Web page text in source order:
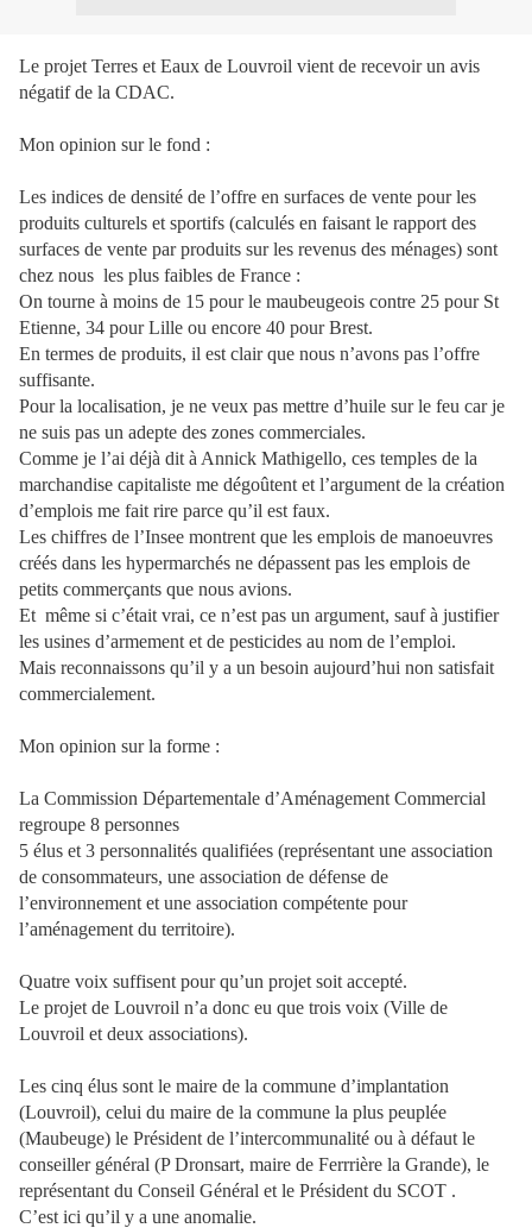
Le projet Terres et Eaux de Louvroil vient de recevoir un avis
négatif de la CDAC.
Mon opinion sur le fond :
Les indices de densité de l’offre en surfaces de vente pour les
produits culturels et sportifs (calculés en faisant le rapport des
surfaces de vente par produits sur les revenus des ménages) sont
chez nous les plus faibles de France :
On tourne à moins de 15 pour le maubeugeois contre 25 pour St
Etienne, 34 pour Lille ou encore 40 pour Brest.
En termes de produits, il est clair que nous n’avons pas l’offre
suffisante.
Pour la localisation, je ne veux pas mettre d’huile sur le feu car je
ne suis pas un adepte des zones commerciales.
Comme je l’ai déjà dit à Annick Mathigello, ces temples de la
marchandise capitaliste me dégoûtent et l’argument de la création
d’emplois me fait rire parce qu’il est faux.
Les chiffres de l’Insee montrent que les emplois de manoeuvres
créés dans les hypermarchés ne dépassent pas les emplois de
petits commerçants que nous avions.
Et même si c’était vrai, ce n’est pas un argument, sauf à justifier
les usines d’armement et de pesticides au nom de l’emploi.
Mais reconnaissons qu’il y a un besoin aujourd’hui non satisfait
commercialement.
Mon opinion sur la forme :
La Commission Départementale d’Aménagement Commercial
regroupe 8 personnes
5 élus et 3 personnalités qualifiées (représentant une association
de consommateurs, une association de défense de
l’environnement et une association compétente pour
l’aménagement du territoire).
Quatre voix suffisent pour qu’un projet soit accepté.
Le projet de Louvroil n’a donc eu que trois voix (Ville de
Louvroil et deux associations).
Les cinq élus sont le maire de la commune d’implantation
(Louvroil), celui du maire de la commune la plus peuplée
(Maubeuge) le Président de l’intercommunalité ou à défaut le
conseiller général (P Dronsart, maire de Ferrrière la Grande), le
représentant du Conseil Général et le Président du SCOT .
C’est ici qu’il y a une anomalie.